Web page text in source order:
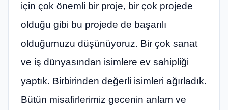
için çok önemli bir proje, bir çok projede
olduğu gibi bu projede de başarılı
olduğumuzu düşünüyoruz. Bir çok sanat
ve iş dünyasından isimlere ev sahipliği
yaptık. Birbirinden değerli isimleri ağırladık.
Bütün misafirlerimiz gecenin anlam ve